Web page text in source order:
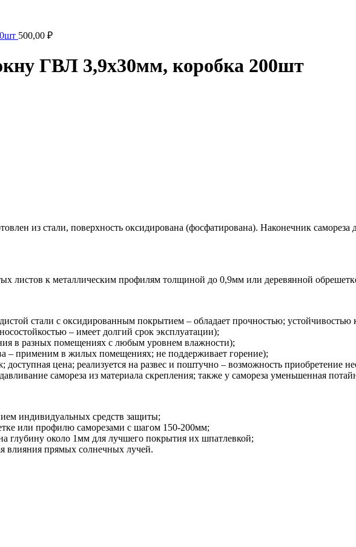
500,00 ₽
ГВЛ 3,9х30мм, коробка 200шт
из стали, поверхность оксидирована (фосфатирована). Наконечник самореза
листов к металлическим профилям толщиной до 0,9мм или деревянной
стали с оксидированным покрытием – обладает прочностью;
– имеет долгий срок эксплуатации);
в разных помещениях с любым уровнем влажности);
– применим в жилых помещениях; не поддерживает горение);
цена; реализуется на развес и поштучно – возможность приобретение
самореза из материала скрепления; также у самореза уменьшенная
индивидуальных средств защиты;
или профилю саморезами с шагом 150-200мм;
глубину около 1мм для лучшего покрытия их шпатлевкой;
влияния прямых солнечных лучей.